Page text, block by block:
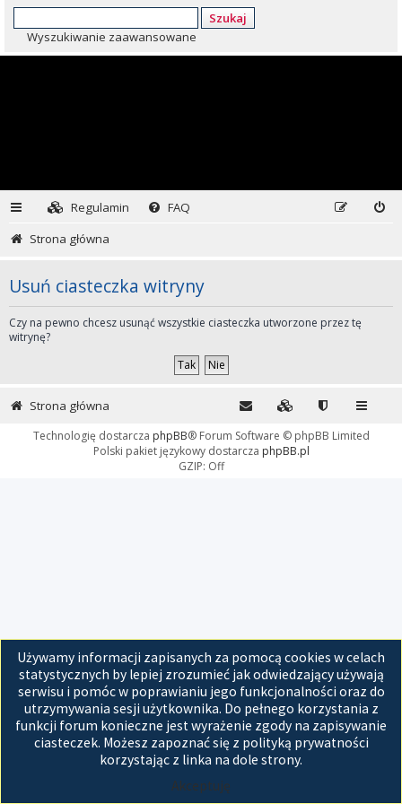
Szukaj
Wyszukiwanie zaawansowane
Regulamin
FAQ
Strona główna
Usuń ciasteczka witryny
Czy na pewno chcesz usunąć wszystkie ciasteczka utworzone przez tę
witrynę?
Używamy informacji zapisanych za pomocą cookies w celach
statystycznych by lepiej zrozumieć jak odwiedzający używają
serwisu i pomóc w poprawianiu jego funkcjonalności oraz do
utrzymywania sesji użytkownika. Do pełnego korzystania z
funkcji forum konieczne jest wyrażenie zgody na zapisywanie
ciasteczek. Możesz zapoznać się z polityką prywatności
korzystając z linka na dole strony.
Akceptuję
Strona główna
Technologię dostarcza phpBB® Forum Software © phpBB Limited
Polski pakiet językowy dostarcza phpBB.pl
GZIP: Off